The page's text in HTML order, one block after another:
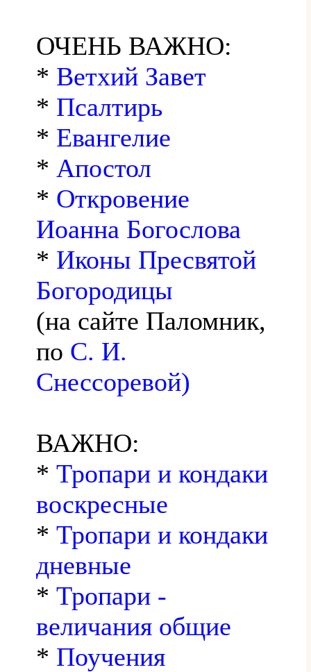
ОЧЕНЬ ВАЖНО:
* Ветхий Завет
* Псалтирь
* Евангелие
* Апостол
* Откровение
Иоанна Богослова
* Иконы Пресвятой
Богородицы
(на сайте Паломник,
по С. И.
Снессоревой)
ВАЖНО:
* Тропари и кондаки
воскресные
* Тропари и кондаки
дневные
* Тропари -
величания общие
* Поучения